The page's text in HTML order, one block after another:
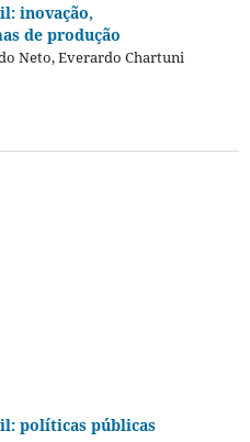
inovação,
de produção
Neto, Everardo Chartuni
políticas públicas